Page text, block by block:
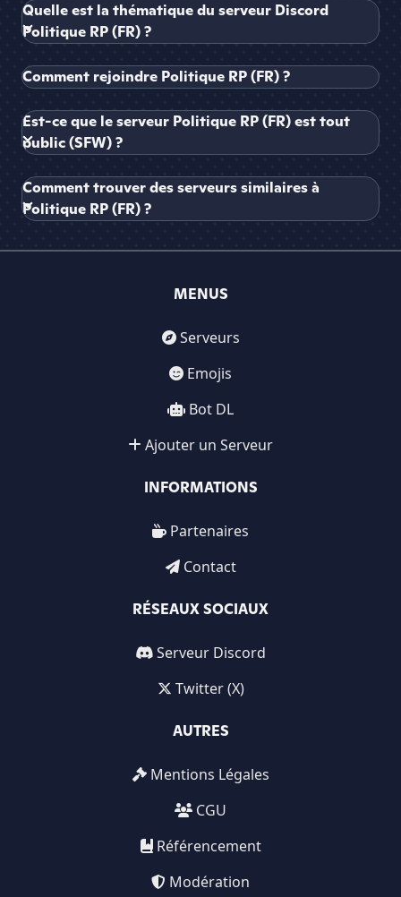
Quelle est la thématique du serveur Discord
Politique RP (FR) ?
Comment rejoindre Politique RP (FR) ?
Est-ce que le serveur Politique RP (FR) est tout
public (SFW) ?
Comment trouver des serveurs similaires à
Politique RP (FR) ?
MENUS
Serveurs
Emojis
Bot DL
Ajouter un Serveur
INFORMATIONS
Partenaires
Contact
RÉSEAUX SOCIAUX
Serveur Discord
Twitter (X)
AUTRES
Mentions Légales
CGU
Référencement
Modération